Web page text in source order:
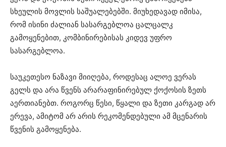
სხეულის მოვლის საშუალებებში. მიუხედავად იმისა,
რომ ისინი ძალიან სასარგებლოა ცალცალკ
გამოყენებით, კომბინირებისას კიდევ უფრო
სასარგებლოა.
საუკეთესო ნაზავი მიიღება, როდესაც ალოე ვერას
გელს და არა წვენს არარაფინირებულ ქოქოსის ზეთს
აერთიანებთ. როგორც წესი, წყალი და ზეთი კარგად არ
ერევა, ამიტომ არ არის რეკომენდებული ამ მცენარის
წვენის გამოყენება.